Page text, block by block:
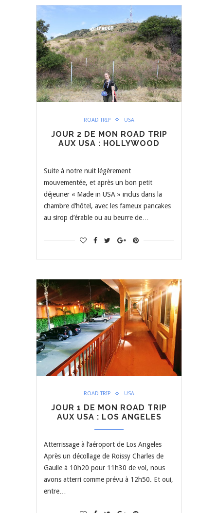
ROAD TRIP USA
JOUR 2 DE MON ROAD TRIP
AUX USA : HOLLYWOOD
Suite à notre nuit légèrement
mouvementée, et après un bon petit
déjeuner « Made in USA » inclus dans la
chambre d’hôtel, avec les fameux pancakes
au sirop d’érable ou au beurre de…
ROAD TRIP USA
JOUR 1 DE MON ROAD TRIP
AUX USA : LOS ANGELES
Atterrissage à l’aéroport de Los Angeles
Après un décollage de Roissy Charles de
Gaulle à 10h20 pour 11h30 de vol, nous
avons atterri comme prévu à 12h50. Et oui,
entre…